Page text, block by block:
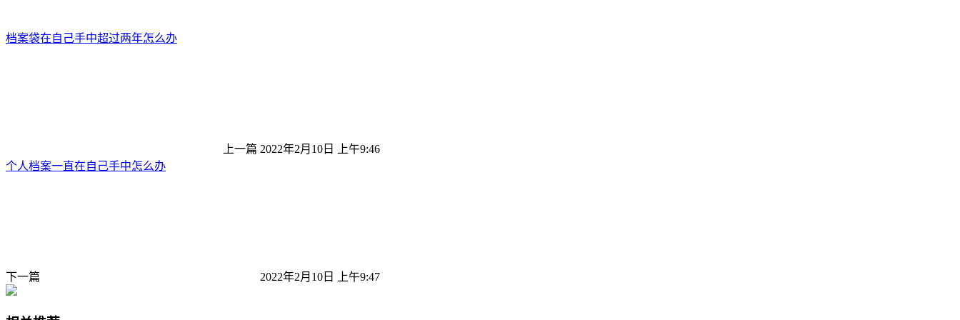
档案袋在自己手中超过两年怎么办
上一篇 2022年2月10日 上午9:46
个人档案一直在自己手中怎么办
下一篇 2022年2月10日 上午9:47